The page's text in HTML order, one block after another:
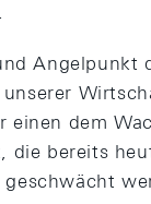
Angelpunkt
dem
die bereits